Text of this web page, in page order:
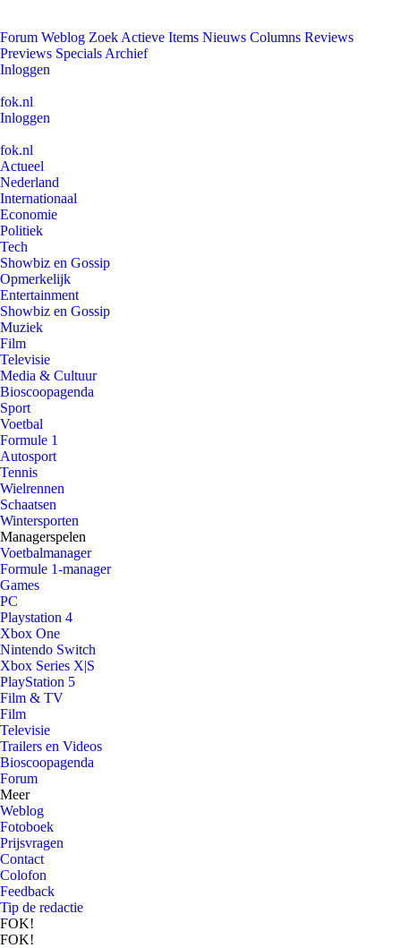
Forum Weblog Zoek Actieve Items Nieuws Columns Reviews
Previews Specials Archief
Inloggen
fok.nl
Inloggen
fok.nl
Actueel
Nederland
Internationaal
Economie
Politiek
Tech
Showbiz en Gossip
Opmerkelijk
Entertainment
Showbiz en Gossip
Muziek
Film
Televisie
Media & Cultuur
Bioscoopagenda
Sport
Voetbal
Formule 1
Autosport
Tennis
Wielrennen
Schaatsen
Wintersporten
Managerspelen
Voetbalmanager
Formule 1-manager
Games
PC
Playstation 4
Xbox One
Nintendo Switch
Xbox Series X|S
PlayStation 5
Film & TV
Film
Televisie
Trailers en Videos
Bioscoopagenda
Forum
Meer
Weblog
Fotoboek
Prijsvragen
Contact
Colofon
Feedback
Tip de redactie
FOK!
FOK!